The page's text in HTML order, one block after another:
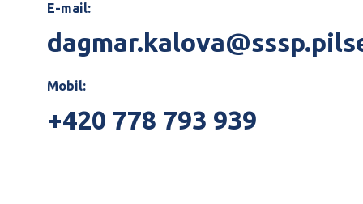
E-mail:
Mobil:
+420 778 793 939